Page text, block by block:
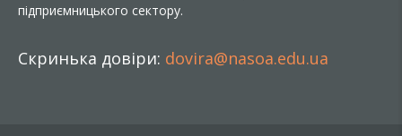
підприємницького сектору.
Скринька довіри: dovira@nasoa.edu.ua